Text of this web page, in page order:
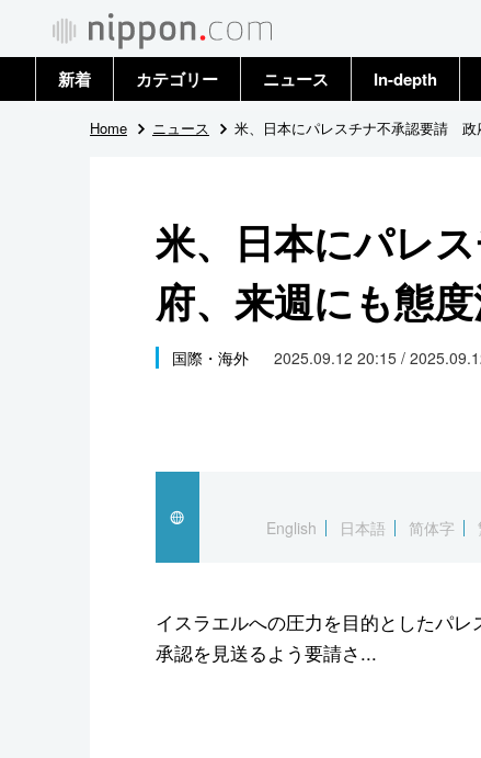
新着 カテゴリー
政治・外交
国際
社会
文化
スポーツ・東京2020
ニュース
トップ
In-depth
Home ニュース 米、日本にパレスチナ不承認要請 政
米、日本にパレ
府、来週にも態
国際・海外 2025.09.12 20:15 /
English
日本語 简体字
イスラエルへの圧力を目的としたパ
承認を見送るよう要請さ...